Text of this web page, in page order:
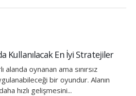
Kullanılacak En İyi Stratejiler
alanda oynanan ama sınırsız
bir oyundur. Alanın
hızlı gelişmesini...